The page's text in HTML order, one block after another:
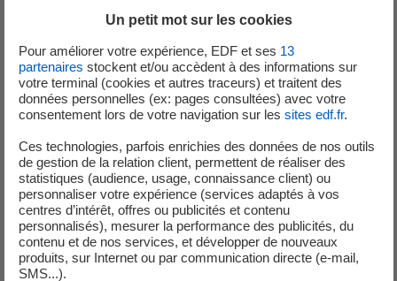
Le suivi technique d’études au sein de la section,
Le suivi du budget et du planning de vos études,
La contribution aux actions d’amélioration de
l’équipe
D’autres missions ponctuelles peuvent être attribuées,
telles que la participation au remontage de propositions
techniques et financières, la prise en charge du
développement ou de l'amélioration des outils et
méthodes.
Profil souhaité
Un petit mot sur les cookies
Pour améliorer votre expérience, EDF et ses 13
partenaires stockent et/ou accèdent à des informations sur
votre terminal (cookies et autres traceurs) et traitent des
données personnelles (ex: pages consultées) avec votre
consentement lors de votre navigation sur les sites edf.fr.
Ces technologies, parfois enrichies des données de nos outils
de gestion de la relation client, permettent de réaliser des
statistiques (audience, usage, connaissance client) ou
personnaliser votre expérience (services adaptés à vos
centres d’intérêt, offres ou publicités et contenu
personnalisés), mesurer la performance des publicités, du
contenu et de nos services, et développer de nouveaux
produits, sur Internet ou par communication directe (e-mail,
SMS...).